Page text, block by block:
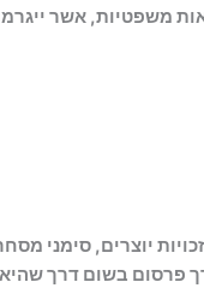
משפטיות, אשר
יוצרים, סימני
פרסום בשום דרך